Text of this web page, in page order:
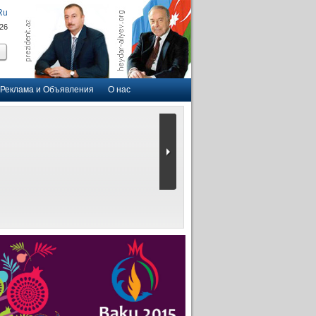
Реклама и Объявления О нас